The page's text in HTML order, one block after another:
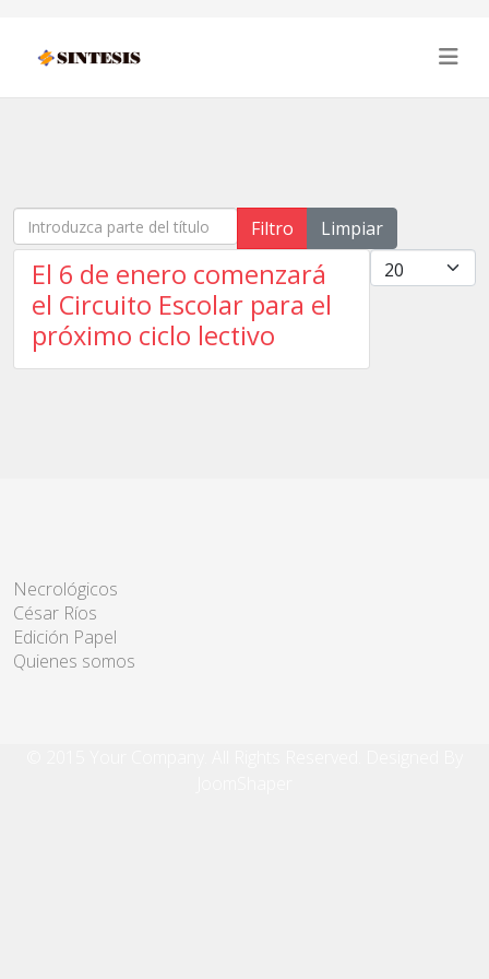
Introduzca parte del título Filtro
Limpiar
Cantidad
El 6 de enero comenzará
el Circuito Escolar para el
próximo ciclo lectivo
Necrológicos
César Ríos
Edición Papel
Quienes somos